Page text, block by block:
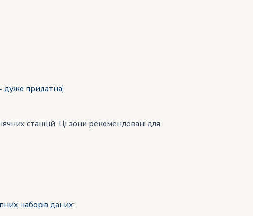
придатна)
станцій. Ці зони рекомендовані для
наборів даних: